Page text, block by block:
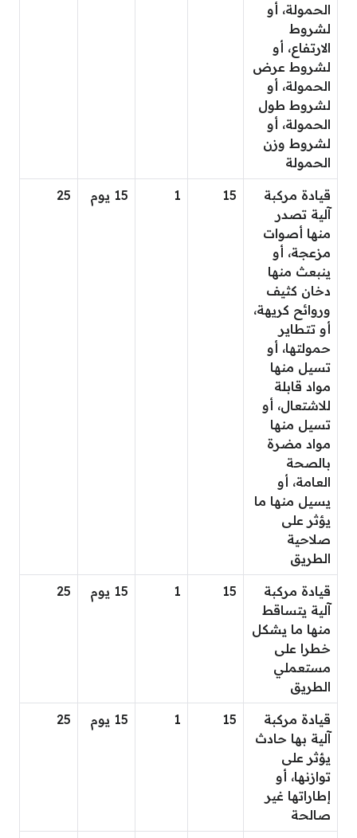
الحمولة، أو
لشروط
الارتفاع، أو
لشروط عرض
الحمولة، أو
لشروط طول
الحمولة، أو
لشروط وزن
الحمولة
قيادة مركبة
آلية تصدر
منها أصوات
مزعجة، أو
ينبعث منها
دخان كثيف
وروائح كريهة،
أو تتطاير
حمولتها، أو
تسيل منها
مواد قابلة
للاشتعال، أو
تسيل منها
مواد مضرة
بالصحة
العامة، أو
يسيل منها ما
يؤثر على
صلاحية
الطريق
15
1 15 يوم 25
قيادة مركبة
آلية يتساقط
منها ما يشكل
خطرا على
مستعملي
الطريق
15
1 15 يوم 25
قيادة مركبة
آلية بها حادث
يؤثر على
توازنها، أو
إطاراتها غير
صالحة
15
1 15 يوم 25